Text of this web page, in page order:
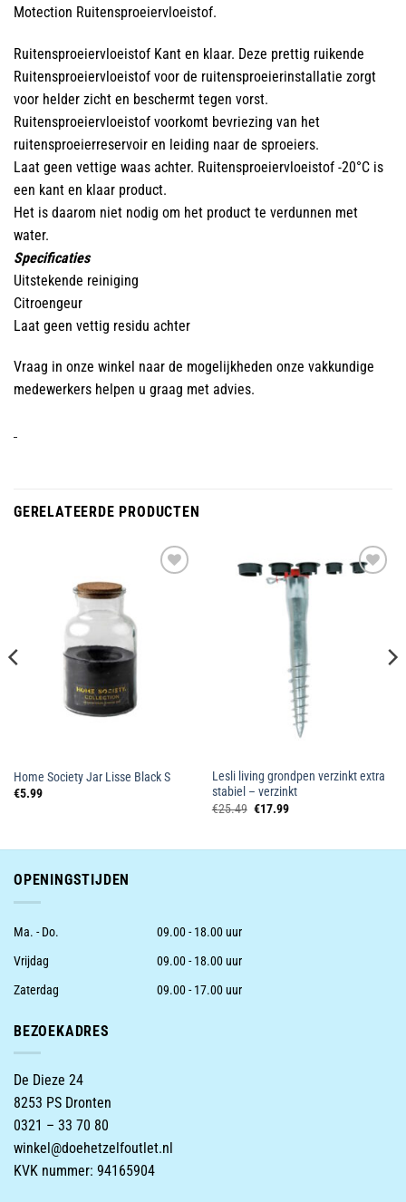
Motection Ruitensproeiervloeistof.
Ruitensproeiervloeistof Kant en klaar. Deze prettig ruikende
Ruitensproeiervloeistof voor de ruitensproeierinstallatie zorgt
voor helder zicht en beschermt tegen vorst.
Ruitensproeiervloeistof voorkomt bevriezing van het
ruitensproeierreservoir en leiding naar de sproeiers.
Laat geen vettige waas achter. Ruitensproeiervloeistof -20°C is
een kant en klaar product.
Het is daarom niet nodig om het product te verdunnen met
water.
Specificaties
Uitstekende reiniging
Citroengeur
Laat geen vettig residu achter
Vraag in onze winkel naar de mogelijkheden onze vakkundige
medewerkers helpen u graag met advies.
GERELATEERDE PRODUCTEN
Home Society Jar Lisse Black S
€5.99
Lesli living grondpen verzinkt extra
stabiel – verzinkt
€25.49 Oorspronkelijke
€17.99Huidige
OPENINGSTIJDEN
Ma. - Do.
09.00 - 18.00 uur
Vrijdag
09.00 - 18.00 uur
Zaterdag
09.00 - 17.00 uur
BEZOEKADRES
De Dieze 24
8253 PS Dronten
0321 – 33 70 80
winkel@doehetzelfoutlet.nl
KVK nummer: 94165904